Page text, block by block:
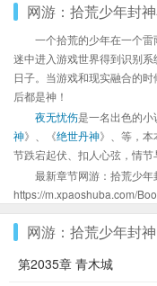
网游：拾荒少年封
一个拾荒的少年在一个
迷中进入游戏世界得到识别
日子。当游戏和现实融合的
后都是神！
夜无忧伤是一名出色的
神》、《绝世丹神》、等，
节跌宕起伏、扣人心弦，情节
最新章节网游：拾荒少年
https://m.xpaoshuba.com/
网游：拾荒少年封神
第2035章 青木城